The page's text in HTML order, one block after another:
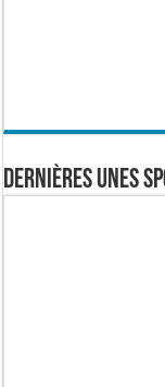
Dernières Unes